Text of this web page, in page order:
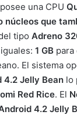
posee una CPU
núcleos que
tipo Adreno
1 GB
El sistema
4.2 Jelly Bean lo
Red Rice. El
4.2 Jelly